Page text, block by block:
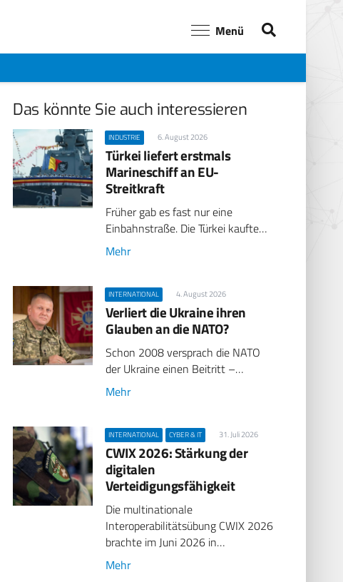
Menü
Das könnte Sie auch interessieren
INDUSTRIE 6. August 2026
Türkei liefert erstmals
Marineschiff an EU-
Streitkraft
Früher gab es fast nur eine
Einbahnstraße. Die Türkei kaufte…
Mehr
INTERNATIONAL 4. August 2026
Verliert die Ukraine ihren
Glauben an die NATO?
Schon 2008 versprach die NATO
der Ukraine einen Beitritt –…
Mehr
INTERNATIONAL CYBER & IT 31. Juli 2026
CWIX 2026: Stärkung der
digitalen
Verteidigungsfähigkeit
Die multinationale
Interoperabilitätsübung CWIX 2026
brachte im Juni 2026 in…
Mehr